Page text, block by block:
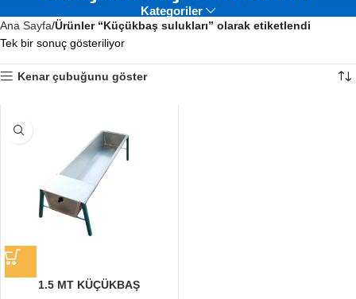
Kategoriler
Ana Sayfa Ürünler “Küçükbaş sulukları” olarak etiketlendi
Tek bir sonuç gösteriliyor
Kenar çubuğunu göster
1.5 MT KÜÇÜKBAŞ